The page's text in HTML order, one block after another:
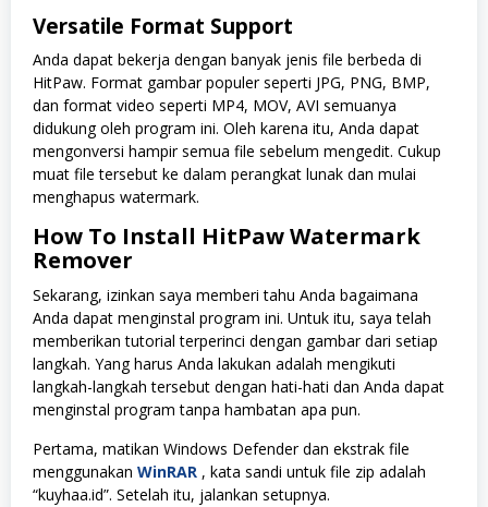
Versatile Format Support
Anda dapat bekerja dengan banyak jenis file berbeda di
HitPaw. Format gambar populer seperti JPG, PNG, BMP,
dan format video seperti MP4, MOV, AVI semuanya
didukung oleh program ini. Oleh karena itu, Anda dapat
mengonversi hampir semua file sebelum mengedit. Cukup
muat file tersebut ke dalam perangkat lunak dan mulai
menghapus watermark.
How To Install HitPaw Watermark
Remover
Sekarang, izinkan saya memberi tahu Anda bagaimana
Anda dapat menginstal program ini. Untuk itu, saya telah
memberikan tutorial terperinci dengan gambar dari setiap
langkah. Yang harus Anda lakukan adalah mengikuti
langkah-langkah tersebut dengan hati-hati dan Anda dapat
menginstal program tanpa hambatan apa pun.
Pertama, matikan Windows Defender dan ekstrak file
menggunakan WinRAR , kata sandi untuk file zip adalah
“kuyhaa.id”. Setelah itu, jalankan setupnya.